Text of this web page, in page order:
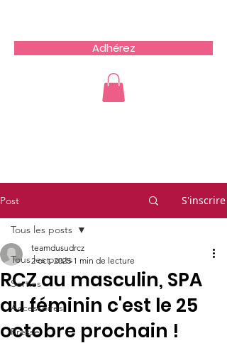
Adhérez
Post S'inscrire
Tous les posts
Sorties
Accessoires
Presse
Tous les posts
RCZ au masculin, SPA
au féminin c'est le 25
octobre prochain !
teamdusudrcz
2 oct. 2025 1 min de lecture